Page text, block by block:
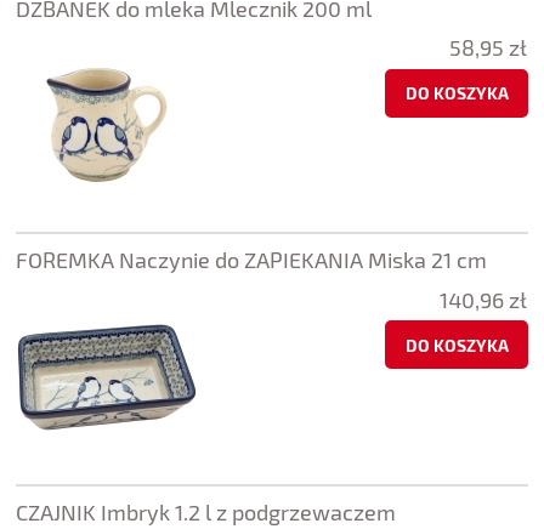
DZBANEK do mleka Mlecznik 200 ml
58,95 zł
DO KOSZYKA
FOREMKA Naczynie do ZAPIEKANIA Miska 21 cm
140,96 zł
DO KOSZYKA
CZAJNIK Imbryk 1.2 l z podgrzewaczem